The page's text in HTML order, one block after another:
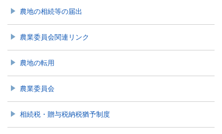
農地の相続等の届出
農業委員会関連リンク
農地の転用
農業委員会
相続税・贈与税納税猶予制度